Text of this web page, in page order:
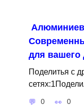
для вашего
Поделитья с
0 0